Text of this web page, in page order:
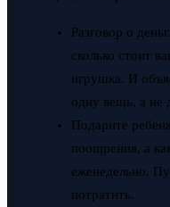
Разговор о
сколько стоит
игрушка. И
одну вещь, а не
Подарите
поощрения, а
еженедельно.
потратить.